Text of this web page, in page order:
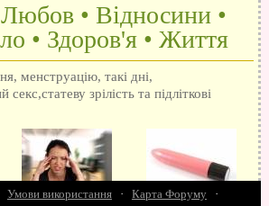
• Відносини •
• Здоров'я • Життя
менструацію, такі дні,
секс,статеву зрілість та підліткові
Умови використання · Карта Форуму
·